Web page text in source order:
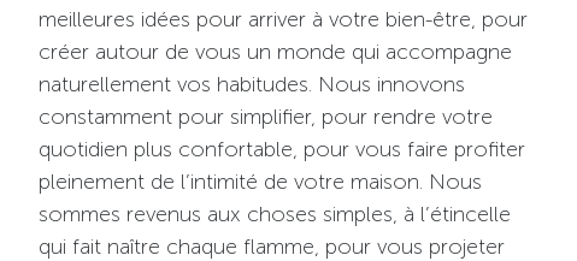
meilleures idées pour arriver à votre bien-être, pour
créer autour de vous un monde qui accompagne
naturellement vos habitudes. Nous innovons
constamment pour simplifier, pour rendre votre
quotidien plus confortable, pour vous faire profiter
pleinement de l’intimité de votre maison. Nous
sommes revenus aux choses simples, à l’étincelle
qui fait naître chaque flamme, pour vous projeter